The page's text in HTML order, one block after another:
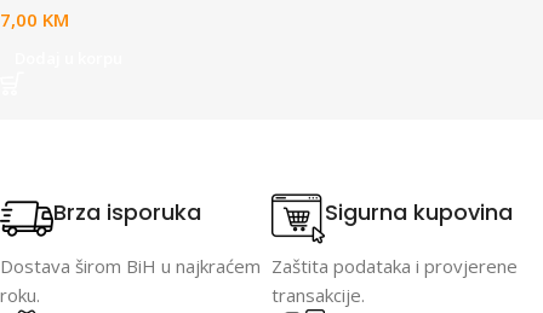
7,00 KM
Brza isporuka
Dostava širom BiH u najkraćem
roku.
Sigurna kupovina
Zaštita podataka i provjerene
transakcije.